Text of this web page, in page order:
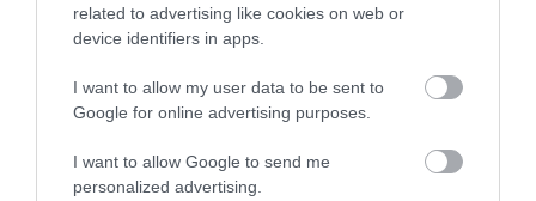
related to advertising like cookies on web or
device identifiers in apps.
I want to allow my user data to be sent to
Google for online advertising purposes.
I want to allow Google to send me
personalized advertising.
Planifiez votre visite